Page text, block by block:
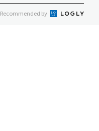
Recommended by